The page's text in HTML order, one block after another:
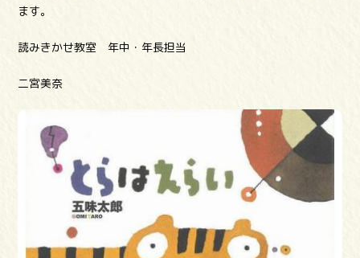
ます。
読みきかせ教室 年中・年長担当
二宮美奈